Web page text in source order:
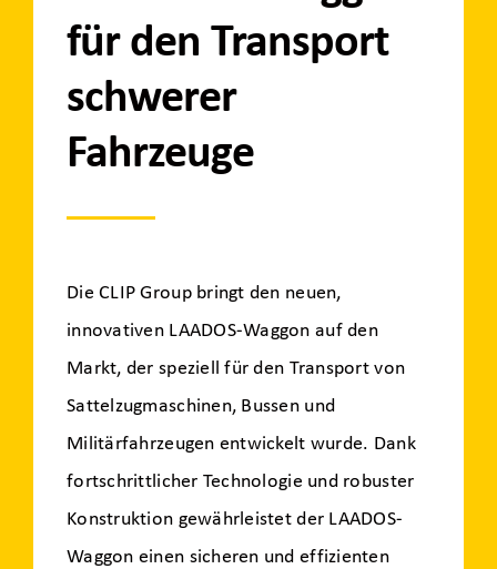
für den Transport
schwerer
Fahrzeuge
Die CLIP Group bringt den neuen,
innovativen LAADOS-Waggon auf den
Markt, der speziell für den Transport von
Sattelzugmaschinen, Bussen und
Militärfahrzeugen entwickelt wurde. Dank
fortschrittlicher Technologie und robuster
Konstruktion gewährleistet der LAADOS-
Waggon einen sicheren und effizienten